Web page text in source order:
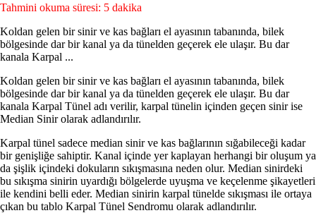
Tahmini okuma süresi: 5 dakika
Koldan gelen bir sinir ve kas bağları el ayasının tabanında, bilek
bölgesinde dar bir kanal ya da tünelden geçerek ele ulaşır. Bu dar
kanala Karpal ...
Koldan gelen bir sinir ve kas bağları el ayasının tabanında, bilek
bölgesinde dar bir kanal ya da tünelden geçerek ele ulaşır. Bu dar
kanala Karpal Tünel adı verilir, karpal tünelin içinden geçen sinir ise
Median Sinir olarak adlandırılır.
Karpal tünel sadece median sinir ve kas bağlarının sığabileceği kadar
bir genişliğe sahiptir. Kanal içinde yer kaplayan herhangi bir oluşum ya
da şişlik içindeki dokuların sıkışmasına neden olur. Median sinirdeki
bu sıkışma sinirin uyardığı bölgelerde uyuşma ve keçelenme şikayetleri
ile kendini belli eder. Median sinirin karpal tünelde sıkışması ile ortaya
çıkan bu tablo Karpal Tünel Sendromu olarak adlandırılır.